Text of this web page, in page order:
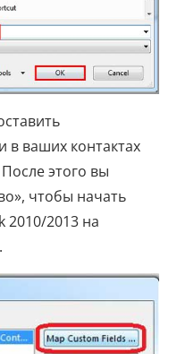
в ваших контактах
этого вы
чтобы начать
2010/2013 на